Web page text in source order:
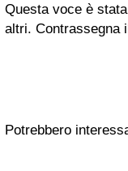
Questa voce è
altri. Contrassegna
Potrebbero